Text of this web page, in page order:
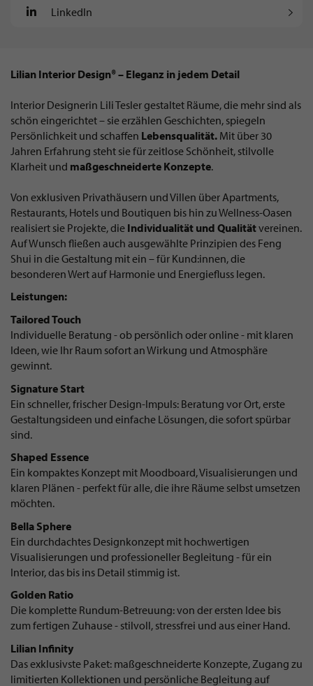
LinkedIn
Lilian Interior Design® – Eleganz in jedem Detail
Interior Designerin Lili Tesler gestaltet Räume, die mehr sind als
schön eingerichtet – sie erzählen Geschichten, spiegeln
Persönlichkeit und schaffen Lebensqualität. Mit über 30
Jahren Erfahrung steht sie für zeitlose Schönheit, stilvolle
Klarheit und maßgeschneiderte Konzepte.
Von exklusiven Privathäusern und Villen über Apartments,
Restaurants, Hotels und Boutiquen bis hin zu Wellness-Oasen
realisiert sie Projekte, die Individualität und Qualitätvereinen.
Auf Wunsch fließen auch ausgewählte Prinzipien des Feng
Shui in die Gestaltung mit ein – für Kund:innen, die
besonderen Wert auf Harmonie und Energiefluss legen.
Leistungen:
Tailored Touch
Individuelle Beratung - ob persönlich oder online - mit klaren
Ideen, wie Ihr Raum sofort an Wirkung und Atmosphäre
gewinnt.
Signature Start
Ein schneller, frischer Design-Impuls: Beratung vor Ort, erste
Gestaltungsideen und einfache Lösungen, die sofort spürbar
sind.
Shaped Essence
Ein kompaktes Konzept mit Moodboard, Visualisierungen und
klaren Plänen - perfekt für alle, die ihre Räume selbst umsetzen
möchten.
Bella Sphere
Ein durchdachtes Designkonzept mit hochwertigen
Visualisierungen und professioneller Begleitung - für ein
Interior, das bis ins Detail stimmig ist.
Golden Ratio
Die komplette Rundum-Betreuung: von der ersten Idee bis
zum fertigen Zuhause - stilvoll, stressfrei und aus einer Hand.
Lilian Infinity
Das exklusivste Paket: maßgeschneiderte Konzepte, Zugang zu
limitierten Kollektionen und persönliche Begleitung auf